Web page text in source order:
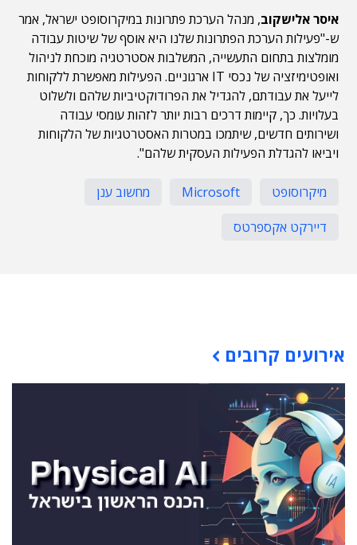
איסר אלישקוב, מנהל הערכת פתרונות במיקרוסופט ישראל, אמר
ש-"פעילות הערכת הפתרונות שלנו היא אוסף של שיטות עבודה
מומלצות בתחום התעשייה, המשלבות אסטרטגיה מוכחת לניהול
ואופטימיזציה של נכסי IT ארגוניים. הפעילות מאפשרת ללקוחות
לייעל את עבודתם, להגדיל את הפרודוקטיביות שלהם ולשלוט
בעלויות. כך, קיימות דרכים רבות יותר לזהות עומסי עבודה
ושירותים חדשים, שיתמכו במטרות האסטרטגיות של הלקוחות
ויביאו להגדלת הפעילות העסקית שלהם".
מיקרוסופט Microsoft
מחשוב ענן
דיירקט אקספרטס
אירועים קרובים